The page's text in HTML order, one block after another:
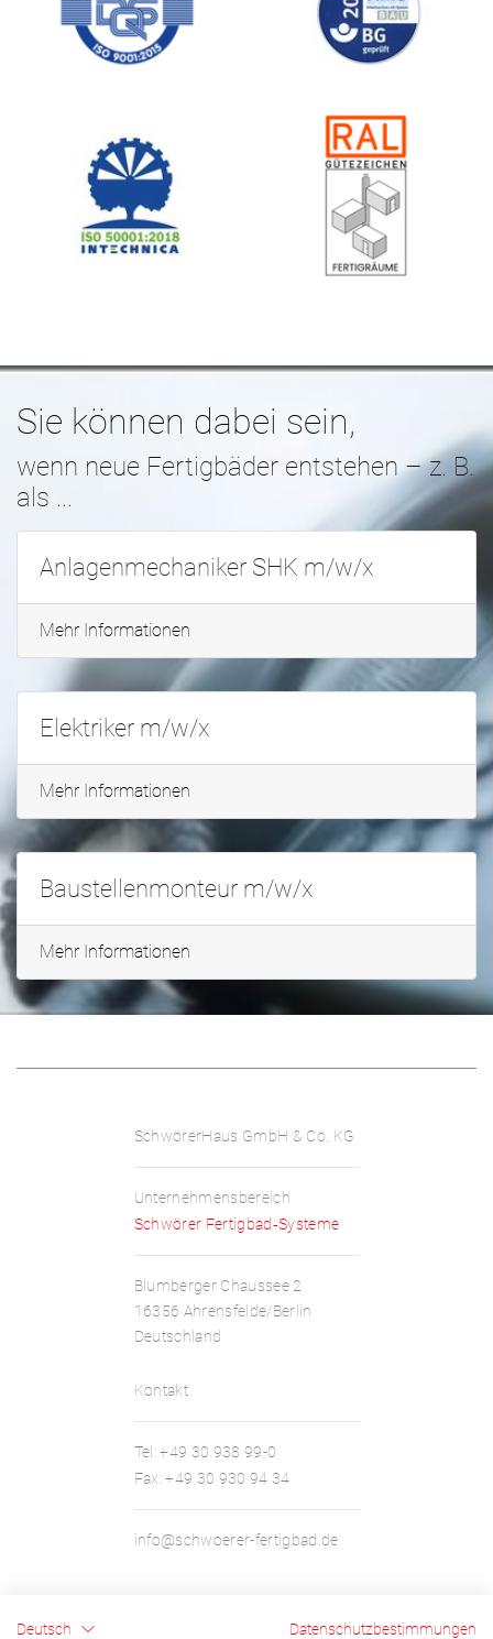
Sie können dabei sein,
wenn neue Fertigbäder entstehen – z. B.
als ...
Anlagenmechaniker SHK m/w/x
Mehr Informationen
Elektriker m/w/x
Mehr Informationen
Baustellenmonteur m/w/x
Mehr Informationen
SchwörerHaus GmbH & Co. KG
Unternehmensbereich
Schwörer Fertigbad‑Systeme
Blumberger Chaussee 2
16356 Ahrensfelde/Berlin
Deutschland
Kontakt
Tel:+49 30 938 99-0
Fax:+49 30 930 94 34
info@schwoerer-fertigbad.de
Deutsch Datenschutzbestimmungen